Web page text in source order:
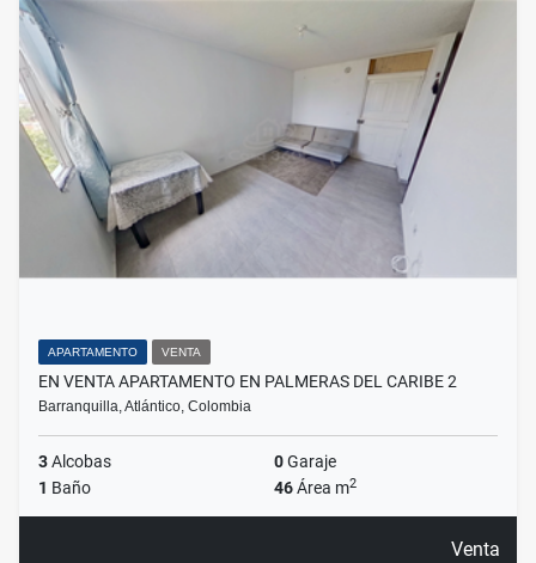
APARTAMENTO VENTA
EN VENTA APARTAMENTO EN PALMERAS DEL CARIBE 2
Barranquilla, Atlántico, Colombia
3Alcobas 0Garaje
1 Baño 46Área m2
Venta